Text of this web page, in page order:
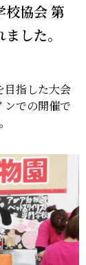
校協会 第
した。
目指した大会
ンでの開催で